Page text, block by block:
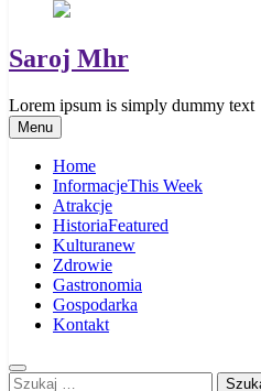
Saroj Mhr
Lorem ipsum is simply dummy text
Menu
Home
InformacjeThis Week
Atrakcje
HistoriaFeatured
Kulturanew
Zdrowie
Gastronomia
Gospodarka
Kontakt
Szukaj: